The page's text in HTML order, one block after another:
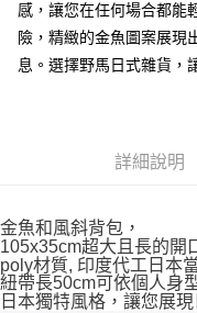
台新國際商業銀行
台灣樂天信用卡公司
Google Pay
ATM付款
付款後全家取貨
每筆NT$65，滿NT$999(
7-11取貨付款
感，讓您在任何場合都能
險，精緻的金魚圖案展現
息。選擇野馬日式雜貨，
詳細說明
金魚和風斜背包，
105x35cm超大且長的開
poly材質, 印度代工日本
紐帶長50cm可依個人身
日本獨特風格，讓您展現